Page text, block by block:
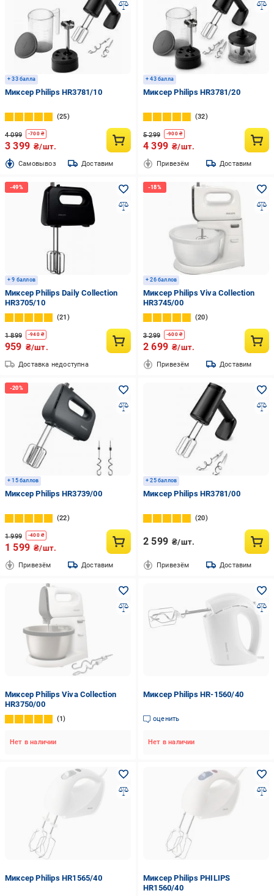
+ 33 балла
Миксер Philips HR3781/10
25
4 099 -700₴
3 399 ₴/шт.
Cамовывоз Доставим
+ 43 балла
Миксер Philips HR3781/20
32
5 299 -900₴
4 399 ₴/шт.
Привезём Доставим
+ 9 баллов
Миксер Philips Daily Collection
HR3705/10
21
1 899 -940₴
959 ₴/шт.
Доставка недоступна
+ 26 баллов
Миксер Philips Viva Collection
HR3745/00
20
3 299 -600₴
2 699 ₴/шт.
Привезём Доставим
+ 15 баллов
Миксер Philips HR3739/00
22
1 999 -400₴
1 599 ₴/шт.
Привезём Доставим
+ 25 баллов
Миксер Philips HR3781/00
20
2 599 ₴/шт.
Привезём Доставим
Миксер Philips Viva Collection
HR3750/00
1
Нет в наличии
Миксер Philips HR-1560/40
оценить
Нет в наличии
Миксер Philips HR1565/40
Миксер Philips PHILIPS
HR1560/40